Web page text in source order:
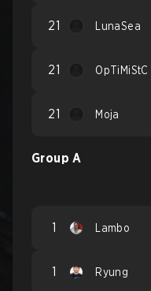
21 LunaSea
21 OpTiMiStC
21 Moja
Group A
1 Lambo
1 Ryung